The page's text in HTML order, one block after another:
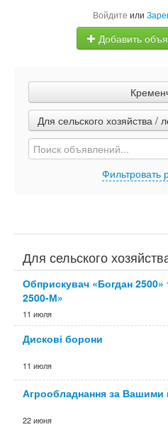
Войдите или
Добавить
Быстрая
Для сельского хозяйства /
Фильтровать
Для сельского
рыболовства Кременчуг
Обприскувач «Богдан 2500»
2500-М»
11 июля
Дискові борони
11 июля
Агрообладнання за Вашими
22 июня